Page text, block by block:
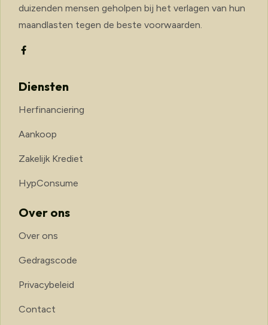
duizenden mensen geholpen bij het verlagen van hun
maandlasten tegen de beste voorwaarden.
Diensten
Herfinanciering
Aankoop
Zakelijk Krediet
HypConsume
Over ons
Over ons
Gedragscode
Privacybeleid
Contact